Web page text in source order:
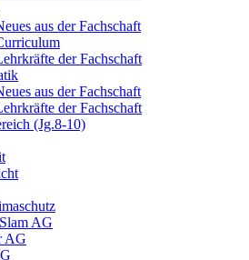
aus der Fachschaft
der Fachschaft
aus der Fachschaft
der Fachschaft
(Jg.8-10)
AG
AG